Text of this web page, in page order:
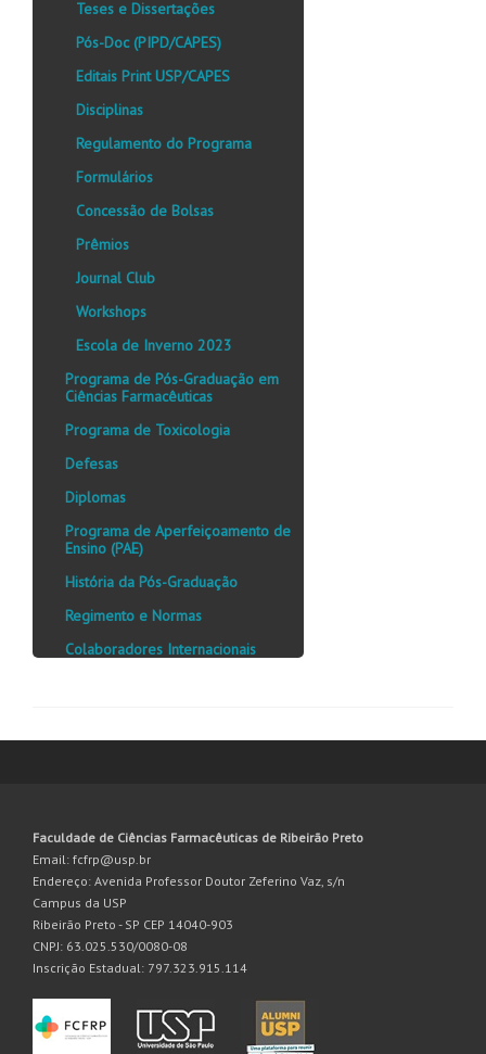
Teses e Dissertações
Pós-Doc (PIPD/CAPES)
Editais Print USP/CAPES
Disciplinas
Regulamento do Programa
Formulários
Concessão de Bolsas
Prêmios
Journal Club
Workshops
Escola de Inverno 2023
Programa de Pós-Graduação em
Ciências Farmacêuticas
Programa de Toxicologia
Defesas
Diplomas
Programa de Aperfeiçoamento de
Ensino (PAE)
História da Pós-Graduação
Regimento e Normas
Colaboradores Internacionais
Faculdade de Ciências Farmacêuticas de Ribeirão Preto
Email: fcfrp@usp.br
Endereço: Avenida Professor Doutor Zeferino Vaz, s/n
Campus da USP
Ribeirão Preto - SP CEP 14040-903
CNPJ: 63.025.530/0080-08
Inscrição Estadual: 797.323.915.114